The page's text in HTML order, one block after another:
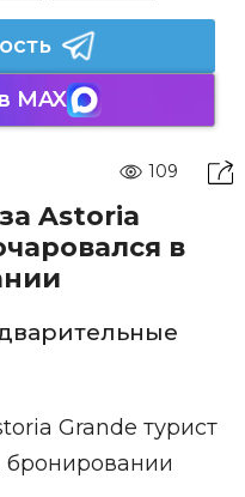
MAX
109
Astoria
в